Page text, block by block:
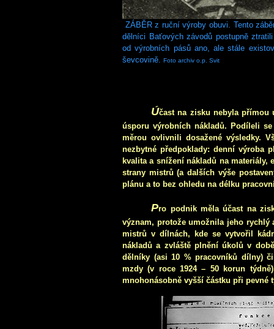
ZÁBĚR z ruční výroby obuvi. Tento
dělníci Baťových závodů postupně
od výrobních pásů ano, ale stále
ševcovině. Foto archiv o.p. Svit
Účast na zisku nebyla přímou
úsporu výrobních nákladů. Podíleli
měrou ovlivnili dosažené výsledky.
nezbytné předpoklady: denní výroba
kvalita a snížení nákladů na
strany mistrů (a dalších výše
plánu a to bez ohledu na délku
Pro podnik měla účast na
význam, protože umožnila jeho
mistrů v dílnách, kde se vytvořil
nákladů a zvláště plnění úkolů v
dělníky (asi 10 % pracovníků dílny)
mzdy (v roce 1924 – 50 korun
mnohonásobně vyšší částku při pevné